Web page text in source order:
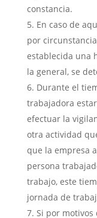
constancia.
En caso de
por
establecida una
la general, se
Durante el
trabajadora
efectuar la
otra actividad
que la empresa
persona
trabajo, este
jornada de
Si por motivos